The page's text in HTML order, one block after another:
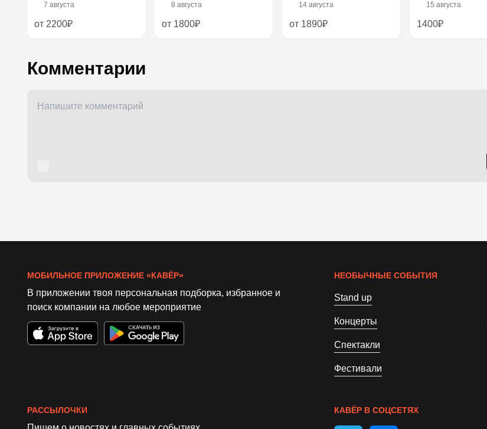
7 августа
от 2200₽
8 августа
от 1800₽
14 августа
от 1890₽
15 августа
1400₽
Комментарии
МОБИЛЬНОЕ ПРИЛОЖЕНИЕ «КАВЁР»
В приложении твоя персональная подборка, избранное и
поиск компании на любое мероприятие
НЕОБЫЧНЫЕ СОБЫТИЯ
Stand up
Концерты
Спектакли
Фестивали
РАССЫЛОЧКИ КАВЁР В СОЦСЕТЯХ